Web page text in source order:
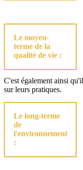
Le moyen-
terme de la
qualité de vie :
C'est également ainsi
sur leurs pratiques.
Le long-terme
de
l'environnement
: